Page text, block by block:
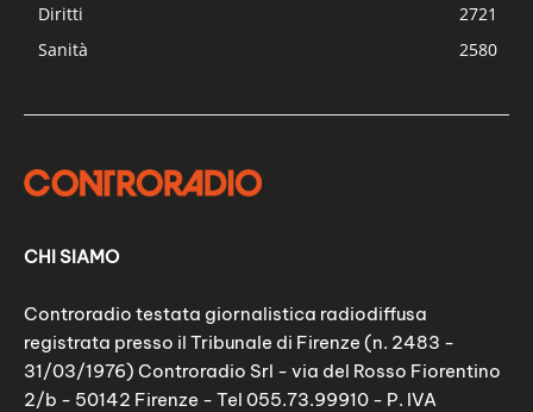
Diritti
2721
Sanità
2580
CHI SIAMO
Controradio testata giornalistica radiodiffusa
registrata presso il Tribunale di Firenze (n. 2483 -
31/03/1976) Controradio Srl - via del Rosso Fiorentino
2/b - 50142 Firenze - Tel 055.73.99910 - P. IVA